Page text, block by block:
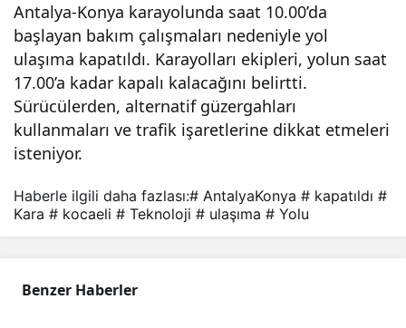
Antalya-Konya karayolunda saat 10.00’da
başlayan bakım çalışmaları nedeniyle yol
ulaşıma kapatıldı. Karayolları ekipleri, yolun saat
17.00’a kadar kapalı kalacağını belirtti.
Sürücülerden, alternatif güzergahları
kullanmaları ve trafik işaretlerine dikkat etmeleri
isteniyor.
ya
kara
yolu
ıma
dön
Haberle ilgili daha fazlası:# AntalyaKonya # kapatıldı #
Kara # kocaeli # Teknoloji # ulaşıma # Yolu
Benzer Haberler